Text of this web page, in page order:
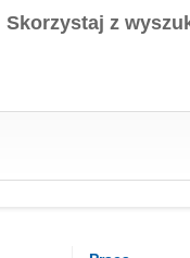
Skorzystaj z